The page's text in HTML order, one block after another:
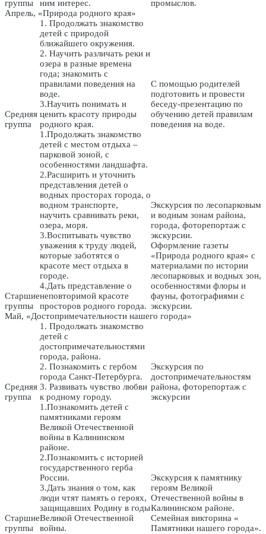
промыслов.
группы
ним интерес.
Апрель, «Природа родного края»
Средняя
группа
1. Продолжать знакомство
детей с природой
ближайшего окружения.
2. Научить различать реки и
озера в разные времена
года; знакомить с
правилами поведения на
воде.
3.Научить понимать и
ценить красоту природы
родного края.
С помощью родителей
подготовить и провести
беседу-презентацию по
обучению детей правилам
поведения на воде.
Старшие
группы
1.Продолжать знакомство
детей с местом отдыха –
парковой зоной, с
особенностями ландшафта.
2.Расширить и уточнить
представления детей о
водных просторах города, о
водном транспорте,
научить сравнивать реки,
озера, моря.
3.Воспитывать чувство
уважения к труду людей,
которые заботятся о
красоте мест отдыха в
городе.
4.Дать представление о
неповторимой красоте
просторов родного города.
Экскурсия по лесопарковым
и водным зонам района,
города, фоторепортаж с
экскурсии.
Оформление газеты
«Природа родного края» с
материалами по истории
лесопарковых и водных зон,
особенностями флоры и
фауны, фотографиями с
экскурсии.
Май, «Достопримечательности нашего города»
Средняя
группа
1. Продолжать знакомство
детей с
достопримечательностями
города, района.
2. Познакомить с гербом
города Санкт-Петербурга.
3. Развивать чувство любви
к родному городу.
Экскурсия по
достопримечательностям
района, фоторепортаж с
экскурсии
Старшие
группы
1.Познакомить детей с
памятниками героям
Великой Отечественной
войны в Калининском
районе.
2.Познакомить с историей
государственного герба
России.
3.Дать знания о том, как
люди чтят память о героях,
защищавших Родину в годы
Великой Отечественной
войны.
Экскурсия к памятнику
героям Великой
Отечественной войны в
Калининском районе.
Семейная викторина «
Памятники нашего города».